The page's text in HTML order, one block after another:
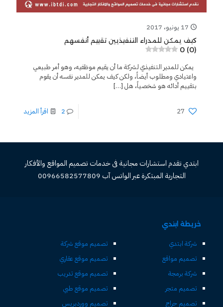
17 يونيو، 2017
كيف يمكن للمدراء التنفيذيين تقييم أنفسهم
0 (0)
يمكن للمدير التنفيذي لشركة ما أن يقيم موظفيه، وهو أمر طبيعي
واعتيادي ومطلوب أيضاً، ولكن كيف يمكن للمدير نفسه أن يقوم
بتقييم أدائه هو شخصياً، هل […]
27
2 اقرأ المزيد
ابتدي تقدم استشارات مجانية فى خدمات تصميم المواقع والأفكار
التجارية المبتكرة عبر الواتس آب 00966582577809
خريطة ابتدي
شركة ابتدي
تصميم مواقع
شركة برمجة
تصميم متجر
تصميم حراج
تصميم موقع شركة
تصميم موقع عقاري
تصميم موقع تدريب
تصميم موقع طبي
تصميم ووردبريس